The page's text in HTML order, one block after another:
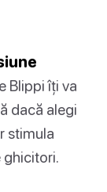
Blippi îți va
dacă alegi
stimula